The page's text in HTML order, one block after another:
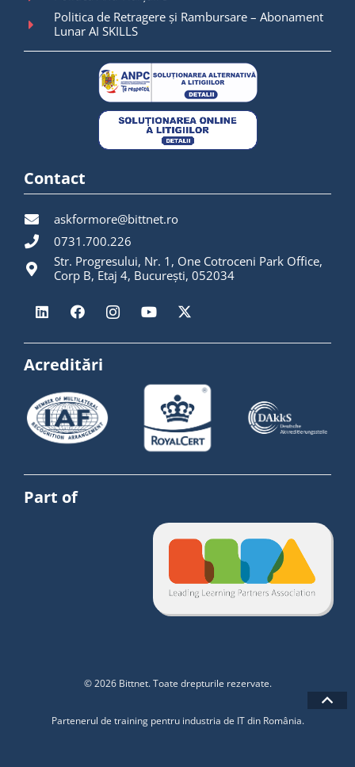
Politica de Retragere și Rambursare – Abonament
Lunar AI SKILLS
Contact
askformore@bittnet.ro
0731.700.226
Str. Progresului, Nr. 1, One Cotroceni Park Office,
Corp B, Etaj 4, București, 052034
Acreditări
Part of
© 2026 Bittnet. Toate drepturile rezervate.
Partenerul de training pentru industria de IT din România.